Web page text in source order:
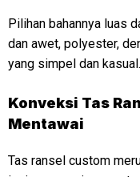
Pilihan bahannya luas
dan awet, polyester,
yang simpel dan kasual.
Konveksi Tas
Mentawai
Tas ransel custom